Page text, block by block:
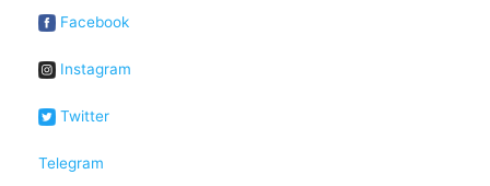
Facebook
Instagram
Twitter
Telegram